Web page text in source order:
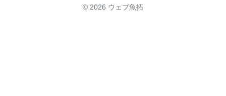
© 2026 ウェブ魚拓